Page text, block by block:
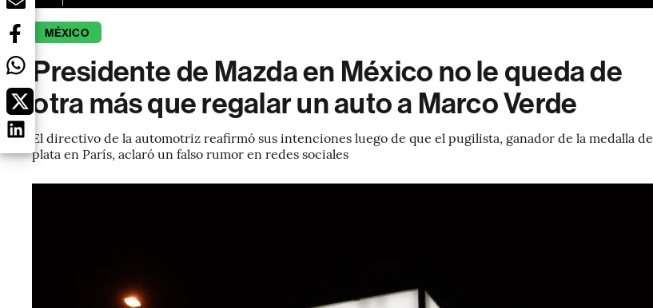
MÉXICO
Presidente de Mazda en México no le queda de
otra más que regalar un auto a Marco Verde
El directivo de la automotriz reafirmó sus intenciones luego de que el pugilista, ganador de la medalla de
plata en París, aclaró un falso rumor en redes sociales